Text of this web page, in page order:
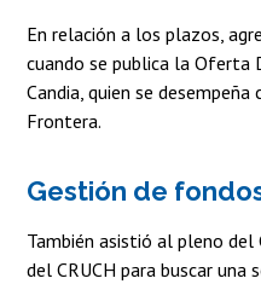
En relación a los plazos,
cuando se publica la Oferta
Candia, quien se
Frontera.
Gestión de
También asistió al pleno del
del CRUCH para buscar